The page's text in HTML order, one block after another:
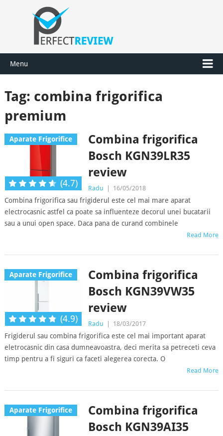
Menu
Tag: combina frigorifica
premium
Aparate Frigorifice
(4.7)
Combina frigorifica
Bosch KGN39LR35
review
Radu 16/05/2018
Combina frigorifica sau frigiderul este cel mai mare aparat
electrocasnic astfel ca poate sa influenteze decorul unei bucatarii
sau a unui open space. Daca pana de curand combinele
Read More
Aparate Frigorifice
(4.9)
Combina frigorifica
Bosch KGN39VW35
review
Radu 18/03/2017
Frigiderul sau combina frigorifica este cel mai important aparat
eletrocasnic din casa dumneavoastra, deci merita sa petreceti ceva
timp pentru a fi siguri ca faceti alegerea corecta. O
Read More
Aparate Frigorifice
Combina frigorifica
Bosch KGN39AI35